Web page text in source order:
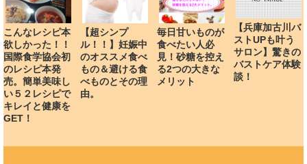
こんなレシピ本
欲しかった！！
国際食学協会初
のレシピ本発
売。簡単美味し
い５２レシピで
キレイと健康を
GET！
【超シンプ
ル！！】妊娠中
のオススメ食べ
もの＆避ける食
べものとその理
由。
毎日甘いものが
食べたい人必
見！砂糖を控え
る2つの大きな
メリット
【兵庫加古川バ
ストUPも叶う
サロン】驚きの
バストケア体験
談！